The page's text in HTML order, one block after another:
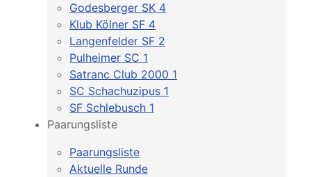
Godesberger SK 4
Klub Kölner SF 4
Langenfelder SF 2
Pulheimer SC 1
Satranc Club 2000 1
SC Schachuzipus 1
SF Schlebusch 1
Paarungsliste
Paarungsliste
Aktuelle Runde